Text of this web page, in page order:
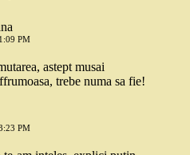
PM
astept musai
trebe numa sa fie!
PM